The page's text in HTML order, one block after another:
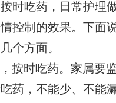
时吃药，日常护理
控制的效果。下面
个方面。
按时吃药。家属要
药，不能少、不能